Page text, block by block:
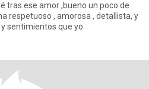
tras ese amor ,bueno un poco de
respetuoso , amorosa , detallista, y
sentimientos que yo